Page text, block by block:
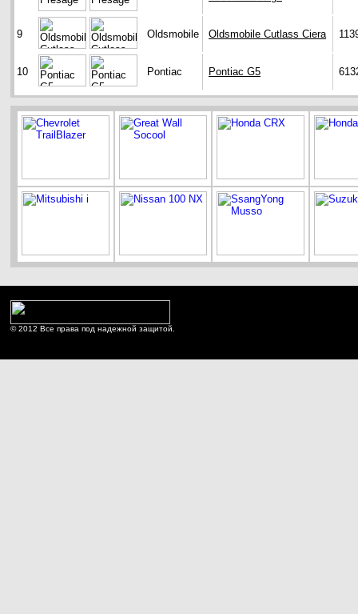
9 Oldsmobile Oldsmobile Cutlass Ciera
10 Pontiac Pontiac G5
© 2012 Все права под надежной защитой.